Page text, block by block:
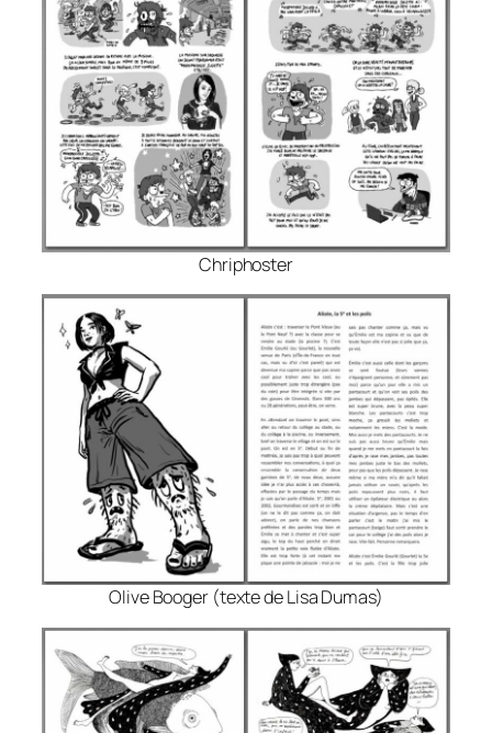
Chriphoster
Olive Booger (texte de Lisa Dumas)